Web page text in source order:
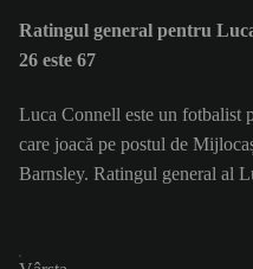
Ratingul general pentru
26 este 67
Luca Connell este un fotbalist
care joacă pe postul de
Barnsley. Ratingul general al